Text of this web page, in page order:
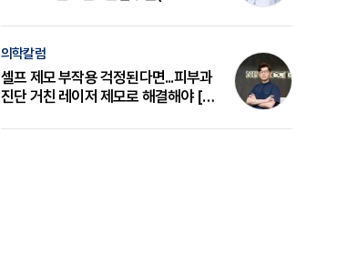
의학칼럼
셀프 제모 부작용 걱정된다면...피부과
진단 거친 레이저 제모로 해결해야 [변